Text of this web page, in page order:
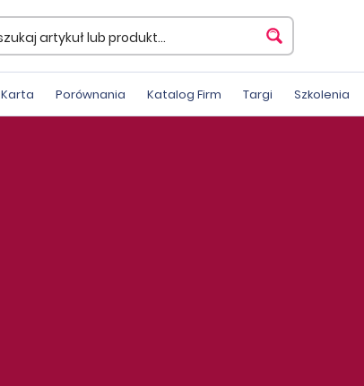
Karta Porównania Katalog Firm Targi Szkolenia